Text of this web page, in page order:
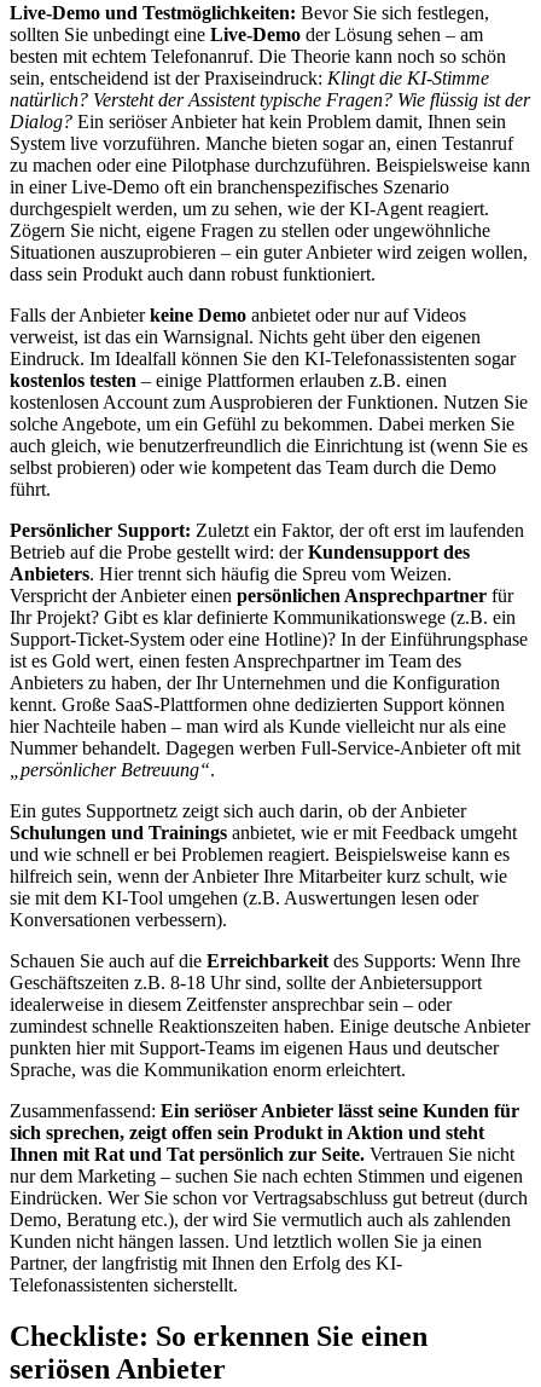
Live-Demo und Testmöglichkeiten: Bevor Sie sich festlegen,
sollten Sie unbedingt eine Live-Demo der Lösung sehen – am
besten mit echtem Telefonanruf. Die Theorie kann noch so schön
sein, entscheidend ist der Praxiseindruck: Klingt die KI-Stimme
natürlich? Versteht der Assistent typische Fragen? Wie flüssig ist der
Dialog? Ein seriöser Anbieter hat kein Problem damit, Ihnen sein
System live vorzuführen. Manche bieten sogar an, einen Testanruf
zu machen oder eine Pilotphase durchzuführen. Beispielsweise kann
in einer Live-Demo oft ein branchenspezifisches Szenario
durchgespielt werden, um zu sehen, wie der KI-Agent reagiert.
Zögern Sie nicht, eigene Fragen zu stellen oder ungewöhnliche
Situationen auszuprobieren – ein guter Anbieter wird zeigen wollen,
dass sein Produkt auch dann robust funktioniert.
Falls der Anbieterkeine Demo anbietet oder nur auf Videos
verweist, ist das ein Warnsignal. Nichts geht über den eigenen
Eindruck. Im Idealfall können Sie den KI-Telefonassistenten sogar
kostenlos testen – einige Plattformen erlauben z.B. einen
kostenlosen Account zum Ausprobieren der Funktionen. Nutzen Sie
solche Angebote, um ein Gefühl zu bekommen. Dabei merken Sie
auch gleich, wie benutzerfreundlich die Einrichtung ist (wenn Sie es
selbst probieren) oder wie kompetent das Team durch die Demo
führt.
Persönlicher Support: Zuletzt ein Faktor, der oft erst im laufenden
Betrieb auf die Probe gestellt wird: derKundensupport des
Anbieters. Hier trennt sich häufig die Spreu vom Weizen.
Verspricht der Anbieter einen persönlichen Ansprechpartner für
Ihr Projekt? Gibt es klar definierte Kommunikationswege (z.B. ein
Support-Ticket-System oder eine Hotline)? In der Einführungsphase
ist es Gold wert, einen festen Ansprechpartner im Team des
Anbieters zu haben, der Ihr Unternehmen und die Konfiguration
kennt. Große SaaS-Plattformen ohne dedizierten Support können
hier Nachteile haben – man wird als Kunde vielleicht nur als eine
Nummer behandelt. Dagegen werben Full-Service-Anbieter oft mit
„persönlicher Betreuung“.
Ein gutes Supportnetz zeigt sich auch darin, ob der Anbieter
Schulungen und Trainings anbietet, wie er mit Feedback umgeht
und wie schnell er bei Problemen reagiert. Beispielsweise kann es
hilfreich sein, wenn der Anbieter Ihre Mitarbeiter kurz schult, wie
sie mit dem KI-Tool umgehen (z.B. Auswertungen lesen oder
Konversationen verbessern).
Schauen Sie auch auf die Erreichbarkeit des Supports: Wenn Ihre
Geschäftszeiten z.B. 8-18 Uhr sind, sollte der Anbietersupport
idealerweise in diesem Zeitfenster ansprechbar sein – oder
zumindest schnelle Reaktionszeiten haben. Einige deutsche Anbieter
punkten hier mit Support-Teams im eigenen Haus und deutscher
Sprache, was die Kommunikation enorm erleichtert.
Zusammenfassend: Ein seriöser Anbieter lässt seine Kunden für
sich sprechen, zeigt offen sein Produkt in Aktion und steht
Ihnen mit Rat und Tat persönlich zur Seite. Vertrauen Sie nicht
nur dem Marketing – suchen Sie nach echten Stimmen und eigenen
Eindrücken. Wer Sie schon vor Vertragsabschluss gut betreut (durch
Demo, Beratung etc.), der wird Sie vermutlich auch als zahlenden
Kunden nicht hängen lassen. Und letztlich wollen Sie ja einen
Partner, der langfristig mit Ihnen den Erfolg des KI-
Telefonassistenten sicherstellt.
Checkliste: So erkennen Sie einen
seriösen Anbieter